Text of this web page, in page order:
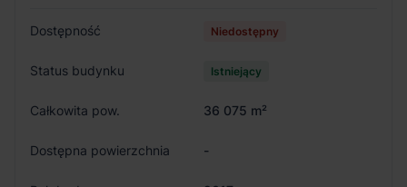
Dostępność Niedostępny
Status budynku Istniejący
Całkowita pow. 36 075 m²
Dostępna powierzchnia -